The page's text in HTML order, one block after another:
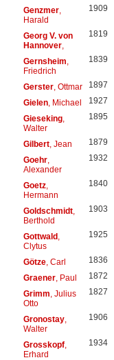
Genzmer,
Harald
1909
Georg V. von
Hannover,
1819
Gernsheim,
Friedrich
1839
Gerster, Ottmar 1897
Gielen, Michael 1927
Gieseking,
Walter
1895
Gilbert, Jean 1879
Goehr,
Alexander
1932
Goetz,
Hermann
1840
Goldschmidt,
Berthold
1903
Gottwald ,
Clytus
1925
Götze, Carl 1836
Graener, Paul 1872
Grimm, Julius
Otto
1827
Gronostay,
Walter
1906
Grosskopf,
Erhard
1934